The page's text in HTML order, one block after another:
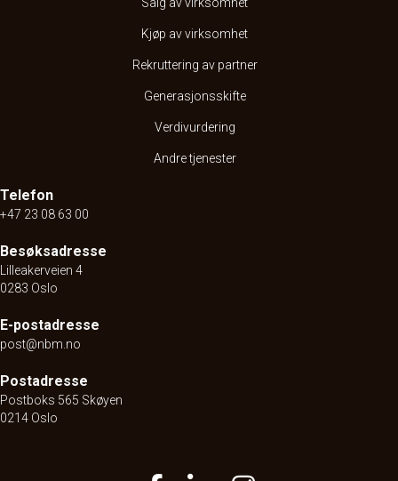
Kjøp av virksomhet
Rekruttering av partner
Generasjonsskifte
Verdivurdering
Andre tjenester
Telefon
+47 23 08 63 00
Besøksadresse
Lilleakerveien 4
0283 Oslo
E-postadresse
post@nbm.no
Postadresse
Postboks 565 Skøyen
0214 Oslo